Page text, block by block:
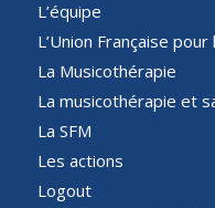
L’équipe
L’Union Française
La Musicothérapie
La musicothérapie et
La SFM
Les actions
Logout